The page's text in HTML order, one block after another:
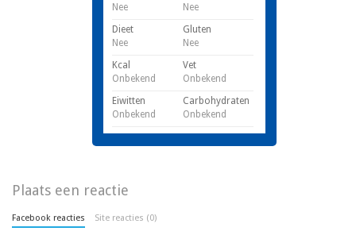
Nee
Nee
Dieet
Nee
Gluten
Nee
Kcal
Onbekend
Vet
Onbekend
Eiwitten
Onbekend
Carbohydraten
Onbekend
Plaats een reactie
Facebook reacties Site reacties (0)